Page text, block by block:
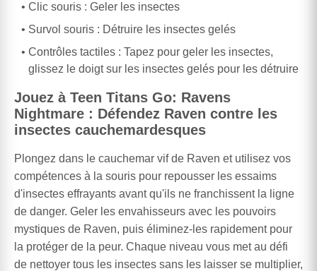
Clic souris : Geler les insectes
Survol souris : Détruire les insectes gelés
Contrôles tactiles : Tapez pour geler les insectes,
glissez le doigt sur les insectes gelés pour les détruire
Jouez à Teen Titans Go: Ravens
Nightmare : Défendez Raven contre les
insectes cauchemardesques
Plongez dans le cauchemar vif de Raven et utilisez vos
compétences à la souris pour repousser les essaims
d'insectes effrayants avant qu'ils ne franchissent la ligne
de danger. Geler les envahisseurs avec les pouvoirs
mystiques de Raven, puis éliminez-les rapidement pour
la protéger de la peur. Chaque niveau vous met au défi
de nettoyer tous les insectes sans les laisser se multiplier,